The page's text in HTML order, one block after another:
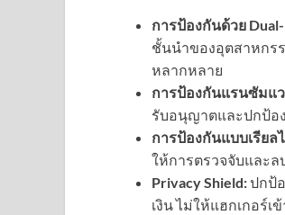
การป้องกันด้วย
ชั้นนำของอุตสาหกร
หลากหลาย
การป้องกันแรนซัมแ
รับอนุญาตและปกป้อ
การป้องกันแบบเรียล
ให้การตรวจจับและ
Privacy Shield:ปกป้
เงิน ไม่ให้แฮกเกอร์